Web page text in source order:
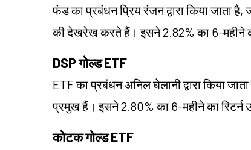
फंड का प्रबंधन प्रिय रंजन द्वारा किया जाता
की देखरेख करते हैं। इसने 2.82% का 6-महीने का
DSP गोल्ड ETF
ETF का प्रबंधन अनिल घेलानी द्वारा किया
प्रमुख हैं। इसने 2.80% का 6-महीने का रिटर्न
कोटक गोल्ड ETF